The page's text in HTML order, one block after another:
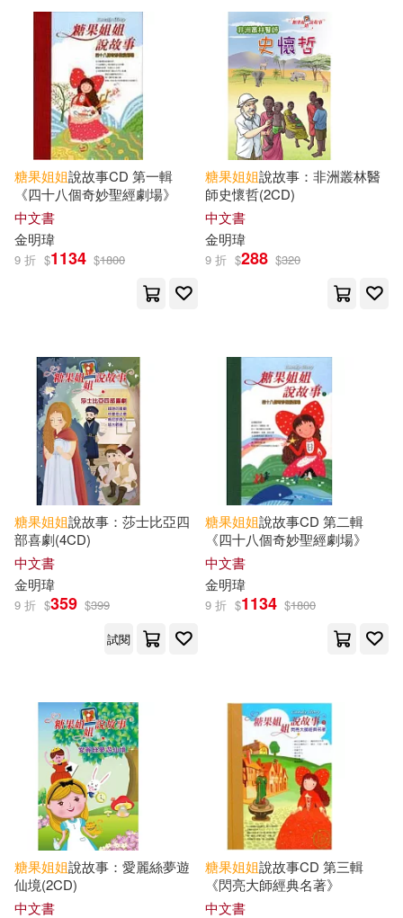
《意林》編輯部 編(1)
兩色風景(1) 本書編輯部編(1)
糖果姊姊(1) 糖果小俠(1)
出版社 (可複選)
愛播聽書FM(188) 宇宙光(9)
吉林攝影出版社(2)
晨光出版社(2) 明天出版社(1)
禾揚(1)
糖果小俠(1)
配送方式 (可複選)
可海外宅配(19)
可港澳店取(18)
可新加坡店取(18)
可菲律賓店取(18)
糖果姐姐說故事CD 第一輯
《四十八個奇妙聖經劇場》
中文書
金明瑋
9 折 $1134 $1800
糖果姐姐說故事：非洲叢林醫
師史懷哲(2CD)
中文書
金明瑋
9 折 $288 $320
糖果姐姐說故事：莎士比亞四
部喜劇(4CD)
中文書
金明瑋
9 折 $359 $399
試閱
糖果姐姐說故事CD 第二輯
《四十八個奇妙聖經劇場》
中文書
金明瑋
9 折 $1134 $1800
糖果姐姐說故事：愛麗絲夢遊
仙境(2CD)
中文書
糖果姐姐說故事CD 第三輯
《閃亮大師經典名著》
中文書